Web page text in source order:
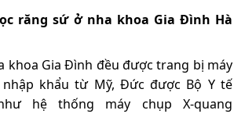
răng sứ ở nha khoa Gia Đình Hà
khoa Gia Đình đều được trang bị máy
khẩu từ Mỹ, Đức được Bộ Y tế
hệ thống máy chụp X-quang